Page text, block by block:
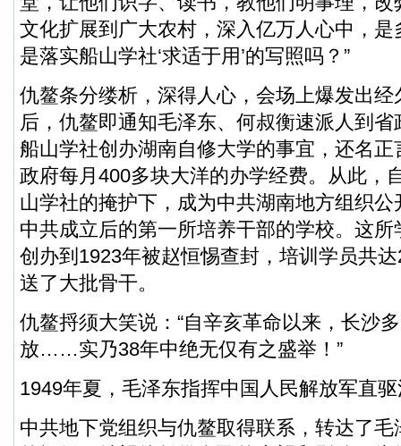
文化扩展到广大农村，深入亿万人心中，
是落实船山学社‘求适于用’的写照吗？”
仇鳌条分缕析，深得人心，会场上爆发出
后，仇鳌即通知毛泽东、何叔衡速派人到
船山学社创办湖南自修大学的事宜，还名
政府每月400多块大洋的办学经费。从此，
山学社的掩护下，成为中共湖南地方组织
中共成立后的第一所培养干部的学校。这
创办到1923年被赵恒惕查封，培训学员共
送了大批骨干。
仇鳌捋须大笑说：“自辛亥革命以来，长沙
放……实乃38年中绝无仅有之盛举！”
1949年夏，毛泽东指挥中国人民解放军直
中共地下党组织与仇鳌取得联系，转达了